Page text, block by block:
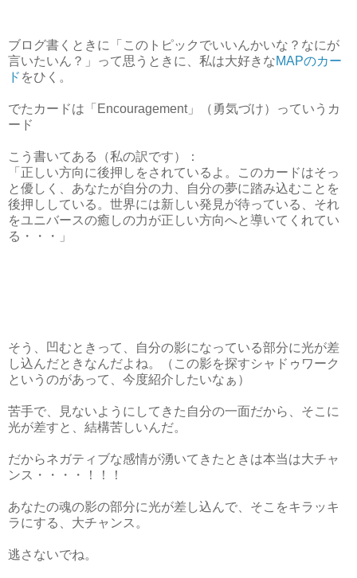
ブログ書くときに「このトピックでいいんかいな？なにが
言いたいん？」って思うときに、私は大好きなMAPのカー
ド をひく。
でたカードは「Encouragement」（勇気づけ）っていうカ
ード
こう書いてある（私の訳です）：
「正しい方向に後押しをされているよ。このカードはそっ
と優しく、あなたが自分の力、自分の夢に踏み込むことを
後押ししている。世界には新しい発見が待っている、それ
をユニバースの癒しの力が正しい方向へと導いてくれてい
る・・・」
そう、凹むときって、自分の影になっている部分に光が差
し込んだときなんだよね。（この影を探すシャドゥワーク
というのがあって、今度紹介したいなぁ）
苦手で、見ないようにしてきた自分の一面だから、そこに
光が差すと、結構苦しいんだ。
だからネガティブな感情が湧いてきたときは本当は大チャ
ンス・・・・！！！
あなたの魂の影の部分に光が差し込んで、そこをキラッキ
ラにする、大チャンス。
逃さないでね。